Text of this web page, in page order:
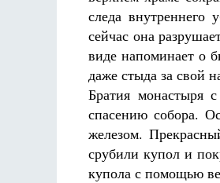
следа внутреннего
сейчас она
виде напоминает о
даже стыда за свой
Братия монастыря
спасению собора.
железом.
срубили купол и
купола с помощью